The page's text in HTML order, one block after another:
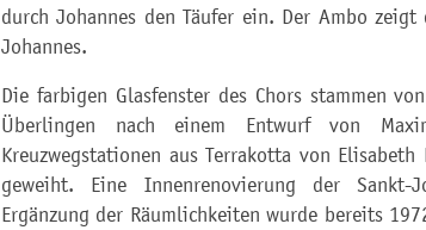
durch Johannes den Täufer ein. Der Ambo
Johannes.
Die farbigen Glasfenster des Chors stammen
Überlingen nach einem Entwurf von
Kreuzwegstationen aus Terrakotta von
geweiht. Eine Innenrenovierung der Sankt-
Ergänzung der Räumlichkeiten wurde bereits